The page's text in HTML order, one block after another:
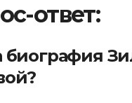
ответ:
биография